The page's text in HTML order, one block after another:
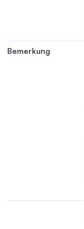
Bemerkung